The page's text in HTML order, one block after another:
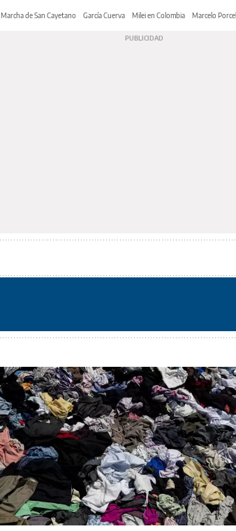
Marcha de San Cayetano García Cuerva Milei en Colombia Marcelo Porcel